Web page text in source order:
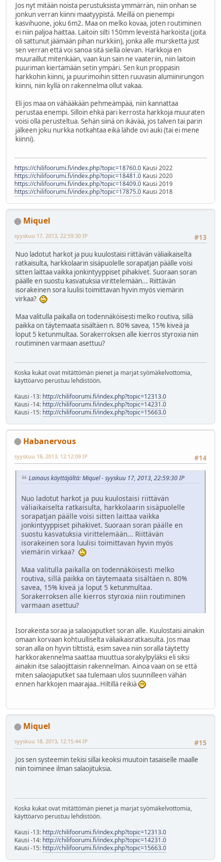
Jos nyt mitään noista perustuksista ymmärrän, niin onhan se
jonkun verran kiinni maatyypistä. Meillä on pienempi
kasvihuone, joku 6m2. Maa on melko kovaa, joten routiminen
ei niin paljoa haittaa. Laitoin silti 150mm leveistä harkoista (joita
oli sattunut jäämään pihan nurkkiin), jonka alle mursketta just
sen verran että voi sanoa sitä siellä olevan. Harkkoja en
muuraillut mitenkään, vaan kun sain ne vaateriin, niin laitoin
puuriman kiertämään setin ympäri. Sen kun proppasin
harkkohin kiinni, ja puurimoihin sitten ruuvasin alumiinirungon
kiinni, niin kyllä on rakennelma ollut vakaa.
Eli jos maa on vähääkään pehmeämpää, niin kannattaa
perustaa enempi. Silloin ehkä pari kerrosta harkkoja muuraten
voisi olla perusteltua. Sehän siinä on ikävää, jos talven tai parin
jälkeen joku nurkka notkahtaa eikä lähde ovi auki (tai ei mene
kiinni).
https://chilifoorumi.fi/index.php?topic=18760.0 Kausi 2022
https://chilifoorumi.fi/index.php?topic=18481.0 Kausi 2020
https://chilifoorumi.fi/index.php?topic=18409.0 Kausi 2019
https://chilifoorumi.fi/index.php?topic=17875.0 Kausi 2018
Miquel
#13
syyskuu 17, 2013, 22:59:30 IP
Nuo ladotut harkot ja puu kuulostaisi riittävän väliaikaiselta
ratkaisulta, harkkolaarin sisäpuolelle sorapatjan päälle voisi
sitten laittaa vaikka jonkintyyppiset pihakivet. Suoraan soran
päälle en suostu kasvatuksia virittelemään... Riittävän
isorakeinen sora luulisi toimittavan hyvin myös viemärin
virkaa?
Maa valitulla paikalla on todennäköisesti melko routiva, sillä
paikka on täytemaata sisältäen n. 80% savea, 15% kiveä ja
loput 5 ketunmultaa. Sorakerroksen alle kierros styroxia niin
routiminen varmaan asettuu?
Koska kukat ovat mitättömän pienet ja marjat syömäkelvottomia,
käyttöarvo perustuu lehdistöön.
Kausi -13: http://chilifoorumi.fi/index.php?topic=12313.0
Kausi -14: http://chilifoorumi.fi/index.php?topic=14231.0
Kausi -15: http://chilifoorumi.fi/index.php?topic=15663.0
Habanervous
#14
syyskuu 18, 2013, 12:12:09 IP
Lainaus käyttäjältä: Miquel - syyskuu 17, 2013, 22:59:30 IP
Nuo ladotut harkot ja puu kuulostaisi riittävän
väliaikaiselta ratkaisulta, harkkolaarin sisäpuolelle
sorapatjan päälle voisi sitten laittaa vaikka
jonkintyyppiset pihakivet. Suoraan soran päälle en
suostu kasvatuksia virittelemään... Riittävän
isorakeinen sora luulisi toimittavan hyvin myös
viemärin virkaa?
Maa valitulla paikalla on todennäköisesti melko
routiva, sillä paikka on täytemaata sisältäen n. 80%
savea, 15% kiveä ja loput 5 ketunmultaa.
Sorakerroksen alle kierros styroxia niin routiminen
varmaan asettuu?
Isorakeista soraa ja salaojaputket soran alle. Kuulostaisi ainakin
omaan korvaan kohtuulliselta väliaikaisratkaisulta. Jos maa
soran alla on hyvin tilttistä, esim savea niin soralla täytetty
harkkorakennelma saattaa muuttua sorakylpyläksi eli siksi
ainakin itse salaojittaisin rakennelman. Ainoa vaan on se että
miten salaojaputket saa tulemaan ulos suunnilleen vähän
ennen harkkojen maarajaa..Hiltillä reikiä
Miquel
#15
syyskuu 18, 2013, 12:15:44 IP
Jos sen systeemin tekisi sillai keoksi muutoin tasaiselle maalle
niin toiminee ilman salaojituksia.
Koska kukat ovat mitättömän pienet ja marjat syömäkelvottomia,
käyttöarvo perustuu lehdistöön.
Kausi -13: http://chilifoorumi.fi/index.php?topic=12313.0
Kausi -14: http://chilifoorumi.fi/index.php?topic=14231.0
Kausi -15: http://chilifoorumi.fi/index.php?topic=15663.0